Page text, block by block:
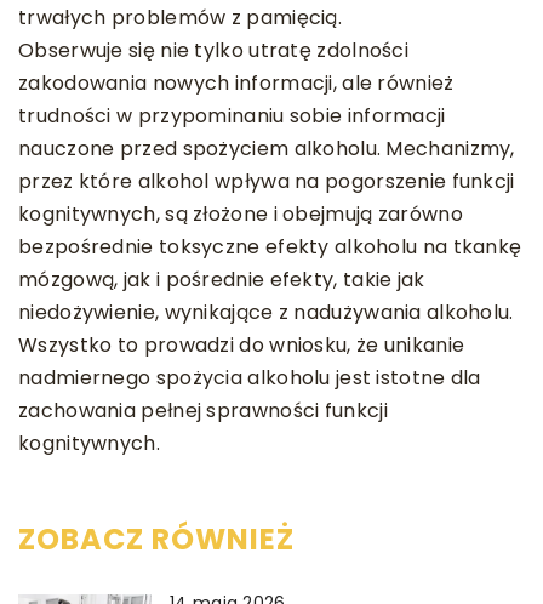
trwałych problemów z pamięcią.
Obserwuje się nie tylko utratę zdolności
zakodowania nowych informacji, ale również
trudności w przypominaniu sobie informacji
nauczone przed spożyciem alkoholu. Mechanizmy,
przez które alkohol wpływa na pogorszenie funkcji
kognitywnych, są złożone i obejmują zarówno
bezpośrednie toksyczne efekty alkoholu na tkankę
mózgową, jak i pośrednie efekty, takie jak
niedożywienie, wynikające z nadużywania alkoholu.
Wszystko to prowadzi do wniosku, że unikanie
nadmiernego spożycia alkoholu jest istotne dla
zachowania pełnej sprawności funkcji
kognitywnych.
ZOBACZ RÓWNIEŻ